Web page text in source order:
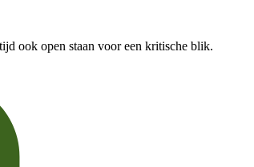
ook open staan voor een kritische blik.